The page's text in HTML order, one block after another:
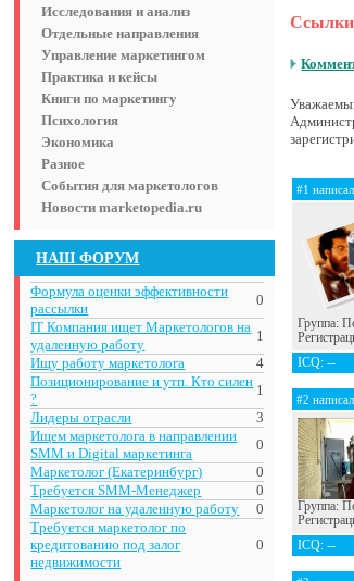
Исследования и анализ
Отдельные направления
Управление маркетингом
Практика и кейсы
Книги по маркетингу
Психология
Экономика
Разное
События для маркетологов
Новости marketopedia.ru
НАШ ФОРУМ
Формула оценки эффективности
рассылки
0
IT Компания ищет Маркетологов на
удаленную работу
1
Ищу работу маркетолога
4
Позиционирование и утп. Кто силен
?
1
Лидеры отрасли
3
Ищем маркетолога в направлении
SMM и Digital маркетинга
0
Маркетолог (Екатеринбург)
0
Требуется SMM-Менеджер
0
Маркетолог на удаленную работу
0
Требуется маркетолог по
кредитованию под залог
недвижимости
0
Ссылки
#1
Группа:
ICQ: --
#2
Группа:
ICQ: --